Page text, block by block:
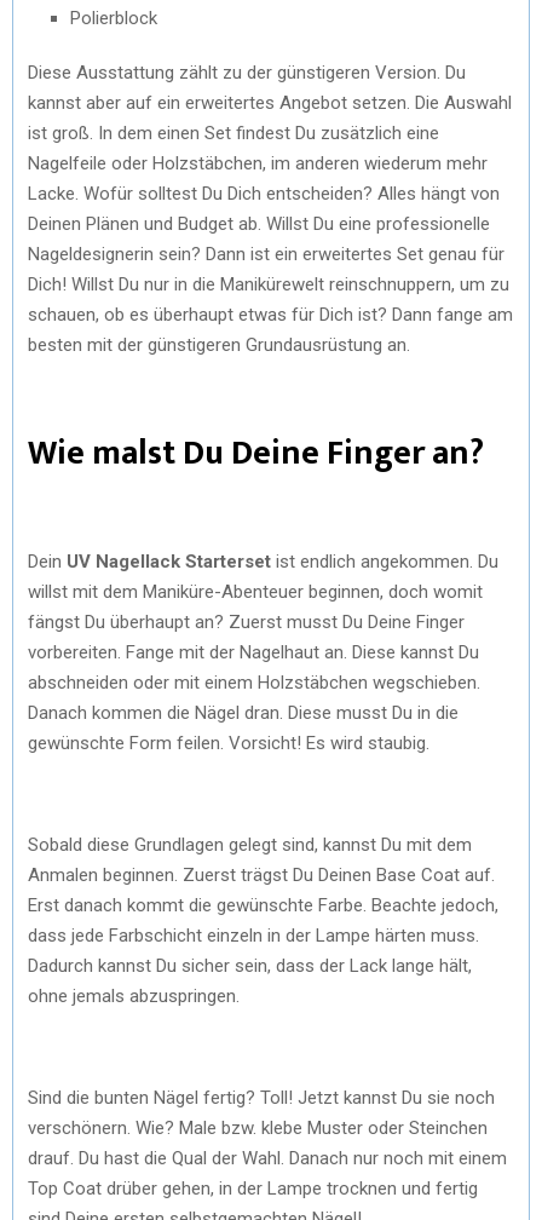
Polierblock
Diese Ausstattung zählt zu der günstigeren Version. Du
kannst aber auf ein erweitertes Angebot setzen. Die Auswahl
ist groß. In dem einen Set findest Du zusätzlich eine
Nagelfeile oder Holzstäbchen, im anderen wiederum mehr
Lacke. Wofür solltest Du Dich entscheiden? Alles hängt von
Deinen Plänen und Budget ab. Willst Du eine professionelle
Nageldesignerin sein? Dann ist ein erweitertes Set genau für
Dich! Willst Du nur in die Manikürewelt reinschnuppern, um zu
schauen, ob es überhaupt etwas für Dich ist? Dann fange am
besten mit der günstigeren Grundausrüstung an.
Wie malst Du Deine Finger an?
Dein UV Nagellack Starterset ist endlich angekommen. Du
willst mit dem Maniküre-Abenteuer beginnen, doch womit
fängst Du überhaupt an? Zuerst musst Du Deine Finger
vorbereiten. Fange mit der Nagelhaut an. Diese kannst Du
abschneiden oder mit einem Holzstäbchen wegschieben.
Danach kommen die Nägel dran. Diese musst Du in die
gewünschte Form feilen. Vorsicht! Es wird staubig.
Sobald diese Grundlagen gelegt sind, kannst Du mit dem
Anmalen beginnen. Zuerst trägst Du Deinen Base Coat auf.
Erst danach kommt die gewünschte Farbe. Beachte jedoch,
dass jede Farbschicht einzeln in der Lampe härten muss.
Dadurch kannst Du sicher sein, dass der Lack lange hält,
ohne jemals abzuspringen.
Sind die bunten Nägel fertig? Toll! Jetzt kannst Du sie noch
verschönern. Wie? Male bzw. klebe Muster oder Steinchen
drauf. Du hast die Qual der Wahl. Danach nur noch mit einem
Top Coat drüber gehen, in der Lampe trocknen und fertig